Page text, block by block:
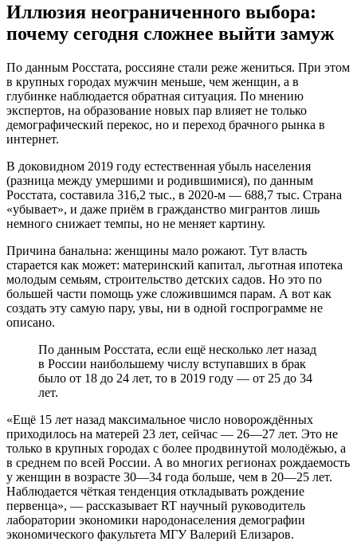
Иллюзия неограниченного выбора:
почему сегодня сложнее выйти замуж
По данным Росстата, россияне стали реже жениться. При этом
в крупных городах мужчин меньше, чем женщин, а в
глубинке наблюдается обратная ситуация. По мнению
экспертов, на образование новых пар влияет не только
демографический перекос, но и переход брачного рынка в
интернет.
В доковидном 2019 году естественная убыль населения
(разница между умершими и родившимися), по данным
Росстата, составила 316,2 тыс., в 2020-м — 688,7 тыс. Страна
«убывает», и даже приём в гражданство мигрантов лишь
немного снижает темпы, но не меняет картину.
Причина банальна: женщины мало рожают. Тут власть
старается как может: материнский капитал, льготная ипотека
молодым семьям, строительство детских садов. Но это по
большей части помощь уже сложившимся парам. А вот как
создать эту самую пару, увы, ни в одной госпрограмме не
описано.
По данным Росстата, если ещё несколько лет назад
в России наибольшему числу вступавших в брак
было от 18 до 24 лет, то в 2019 году — от 25 до 34
лет.
«Ещё 15 лет назад максимальное число новорождённых
приходилось на матерей 23 лет, сейчас — 26—27 лет. Это не
только в крупных городах с более продвинутой молодёжью, а
в среднем по всей России. А во многих регионах рождаемость
у женщин в возрасте 30—34 года больше, чем в 20—25 лет.
Наблюдается чёткая тенденция откладывать рождение
первенца», — рассказывает RT научный руководитель
лаборатории экономики народонаселения демографии
экономического факультета МГУ Валерий Елизаров.